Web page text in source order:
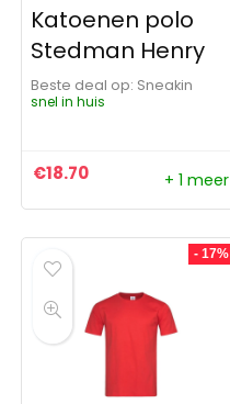
Katoenen polo
Stedman Henry
Beste deal op:
Sneakin
snel in huis
€18.70 + 1 meer
- 17%